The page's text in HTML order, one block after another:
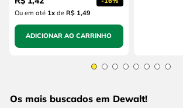
Ou em até 1x de R$ 1,49
ADICIONAR AO CARRINHO
Os mais buscados em Dewalt!